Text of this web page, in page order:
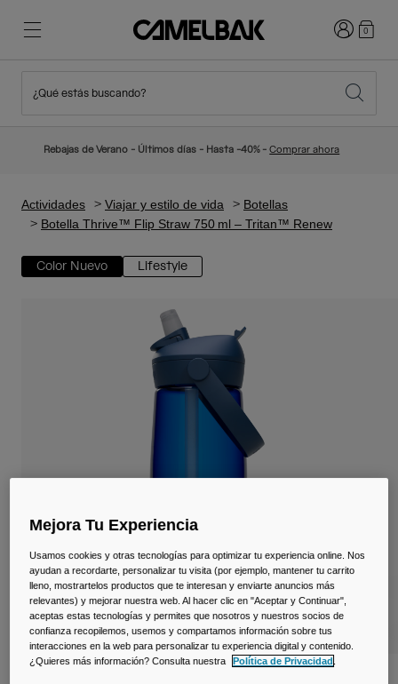
Novedades
Mochilas Hidratación
Tazas y Vasos
Bolsas Hidratación
Accessorios
Ver todo
Senderismo
Viajar y estilo de vida
Adiós a los desechables
Iniciar0
¿Qué estás buscando?
Rebajas de Verano - Últimos días - Hasta -40% -Comprar ahora
Actividades Viajar y estilo de vida
Botellas
Botella Thrive™ Flip Straw 750 ml – Tritan™ Renew
Color Nuevo Lifestyle
Mejora Tu Experiencia
Usamos cookies y otras tecnologías para optimizar tu experiencia online. Nos
ayudan a recordarte, personalizar tu visita (por ejemplo, mantener tu carrito
lleno, mostrartelos productos que te interesan y enviarte anuncios más
relevantes) y mejorar nuestra web. Al hacer clic en "Aceptar y Continuar",
aceptas estas tecnologías y permites que nosotros y nuestros socios de
confianza recopilemos, usemos y compartamos información sobre tus
interacciones en la web para personalizar tu experiencia digital y contenido.
¿Quieres más información? Consulta nuestra
Política de Privacidad